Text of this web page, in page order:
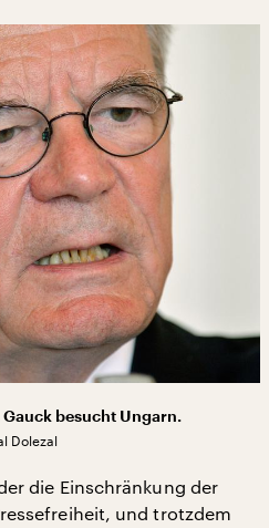
besucht Ungarn.
Dolezal
die Einschränkung der
und trotzdem